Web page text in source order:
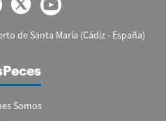
de Santa María (Cádiz - España)
Somos